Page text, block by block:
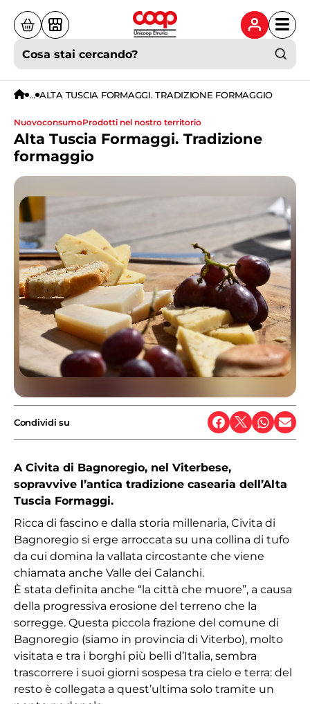
Cosa stai cercando?
... ALTA TUSCIA FORMAGGI. TRADIZIONE FORMAGGIO
nuovoconsumo prodotti nel nostro territorio
Alta Tuscia Formaggi. Tradizione
formaggio
Condividi su
A Civita di Bagnoregio, nel Viterbese,
sopravvive l’antica tradizione casearia dell’Alta
Tuscia Formaggi.
Ricca di fascino e dalla storia millenaria, Civita di
Bagnoregio si erge arroccata su una collina di tufo
da cui domina la vallata circostante che viene
chiamata anche Valle dei Calanchi.
È stata definita anche “la città che muore”, a causa
della progressiva erosione del terreno che la
sorregge. Questa piccola frazione del comune di
Bagnoregio (siamo in provincia di Viterbo), molto
visitata e tra i borghi più belli d’Italia, sembra
trascorrere i suoi giorni sospesa tra cielo e terra: del
resto è collegata a quest’ultima solo tramite un